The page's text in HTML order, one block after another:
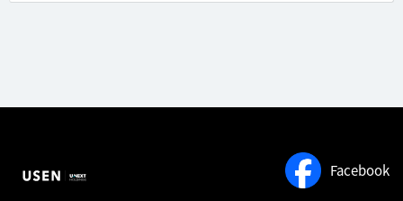
Facebook